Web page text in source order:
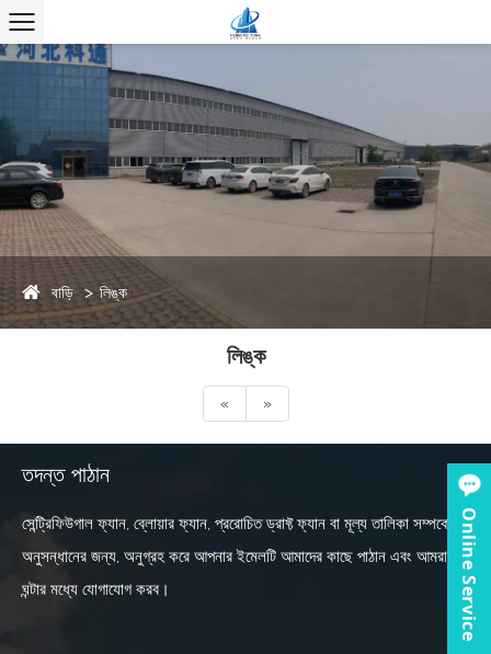
বাড়ি লিঙ্ক
লিঙ্ক
« »
তদন্ত পাঠান
সেন্ট্রিফিউগাল ফ্যান, ব্লোয়ার ফ্যান, প্ররোচিত ড্রাফ্ট ফ্যান বা মূল্য তালিকা সম্পর্কে
অনুসন্ধানের জন্য, অনুগ্রহ করে আপনার ইমেলটি আমাদের কাছে পাঠান এবং আমরা 24
ঘন্টার মধ্যে যোগাযোগ করব।
Online Service